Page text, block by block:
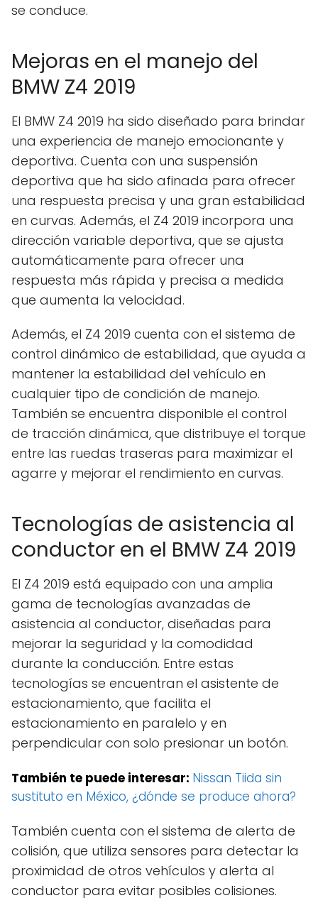
se conduce.
Mejoras en el manejo del
BMW Z4 2019
El BMW Z4 2019 ha sido diseñado para brindar
una experiencia de manejo emocionante y
deportiva. Cuenta con una suspensión
deportiva que ha sido afinada para ofrecer
una respuesta precisa y una gran estabilidad
en curvas. Además, el Z4 2019 incorpora una
dirección variable deportiva, que se ajusta
automáticamente para ofrecer una
respuesta más rápida y precisa a medida
que aumenta la velocidad.
Además, el Z4 2019 cuenta con el sistema de
control dinámico de estabilidad, que ayuda a
mantener la estabilidad del vehículo en
cualquier tipo de condición de manejo.
También se encuentra disponible el control
de tracción dinámica, que distribuye el torque
entre las ruedas traseras para maximizar el
agarre y mejorar el rendimiento en curvas.
Tecnologías de asistencia al
conductor en el BMW Z4 2019
El Z4 2019 está equipado con una amplia
gama de tecnologías avanzadas de
asistencia al conductor, diseñadas para
mejorar la seguridad y la comodidad
durante la conducción. Entre estas
tecnologías se encuentran el asistente de
estacionamiento, que facilita el
estacionamiento en paralelo y en
perpendicular con solo presionar un botón.
También te puede interesar: Nissan Tiida sin
sustituto en México, ¿dónde se produce ahora?
También cuenta con el sistema de alerta de
colisión, que utiliza sensores para detectar la
proximidad de otros vehículos y alerta al
conductor para evitar posibles colisiones.